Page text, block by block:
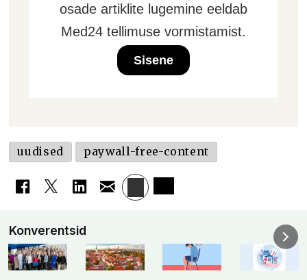
osade artiklite lugemine eeldab
Med24 tellimuse vormistamist.
Sisene
uudised paywall-free-content
Konverentsid